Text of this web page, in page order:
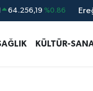
KÜLTÜR-